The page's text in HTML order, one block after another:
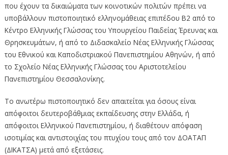
που έχουν τα δικαιώματα των κοινοτικών πολιτών πρέπει να
υποβάλλουν πιστοποιητικό ελληνομάθειας επιπέδου Β2 από το
Κέντρο Ελληνικής Γλώσσας του Υπουργείου Παιδείας Έρευνας και
Θρησκευμάτων, ή από το Διδασκαλείο Νέας Ελληνικής Γλώσσας
του Εθνικού και Καποδιστριακού Πανεπιστημίου Αθηνών, ή από
το Σχολείο Νέας Ελληνικής Γλώσσας του Αριστοτελείου
Πανεπιστημίου Θεσσαλονίκης.
Το ανωτέρω πιστοποιητικό δεν απαιτείται για όσους είναι
απόφοιτοι δευτεροβάθμιας εκπαίδευσης στην Ελλάδα, ή
απόφοιτοι Ελληνικού Πανεπιστημίου, ή διαθέτουν απόφαση
ισοτιμίας και αντιστοιχίας του πτυχίου τους από τον ΔΟΑΤΑΠ
(ΔΙΚΑΤΣΑ) μετά από εξετάσεις.